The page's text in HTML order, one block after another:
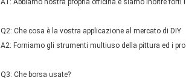
A1: Abbiamo nostra propria officina e siamo inoltre forti
Q2: Che cosa è la vostra applicazione al mercato di DIY
A2: Forniamo gli strumenti multiuso della pittura ed i
Q3: Che borsa usate?